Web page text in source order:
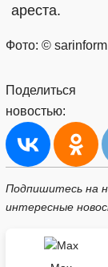
ареста.
Фото: ©
Поделиться
новостью:
Подпишитесь на
интересные